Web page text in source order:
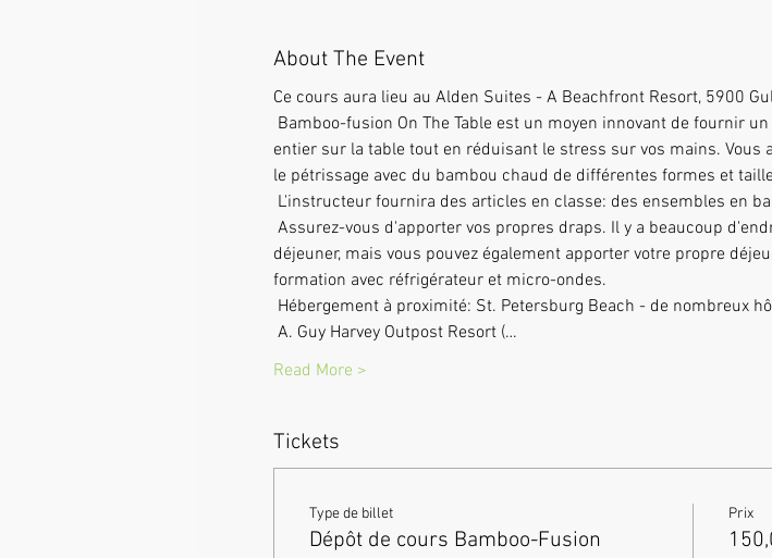
About The Event
Ce cours aura lieu au Alden Suites - A Beachfront Resort, 5900
entier sur la table tout en réduisant le stress sur vos mains.
le pétrissage avec du bambou chaud de différentes formes et
L'instructeur fournira des articles en classe: des ensembles en
déjeuner, mais vous pouvez également apporter votre propre
formation avec réfrigérateur et micro-ondes.
Hébergement à proximité: St. Petersburg Beach - de nombreux
A. Guy Harvey Outpost Resort (…
Read More >
Tickets
Type de billet
Dépôt de cours Bamboo-Fusion
Prix